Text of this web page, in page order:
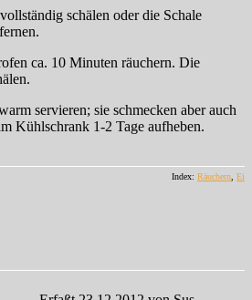
schälen oder die Schale
ca. 10 Minuten räuchern. Die
servieren; sie schmecken aber auch
Kühlschrank 1-2 Tage aufheben.
Index: Räuchern Ei